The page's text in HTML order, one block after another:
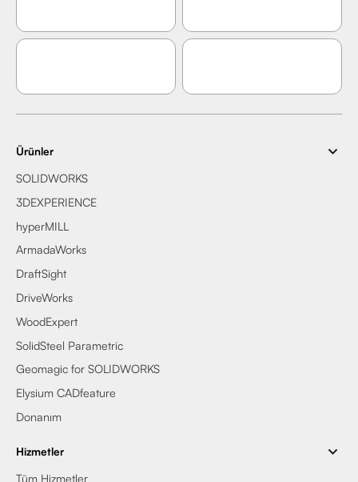
Ürünler
SOLIDWORKS
3DEXPERIENCE
hyperMILL
ArmadaWorks
DraftSight
DriveWorks
WoodExpert
SolidSteel Parametric
Geomagic for SOLIDWORKS
Elysium CADfeature
Donanım
Hizmetler
Tüm Hizmetler